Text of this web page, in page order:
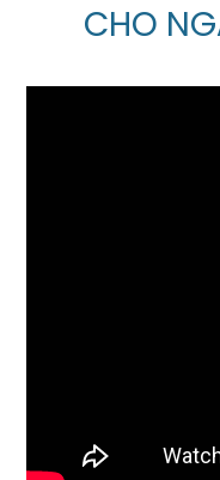
CHO